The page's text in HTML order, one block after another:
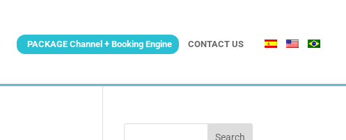
PACKAGE Channel + Booking Engine CONTACT US
Search